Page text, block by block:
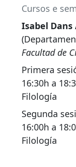
Cursos e
Isabel
Facultad de
Primera
16:30h a
Filología
Segunda
16:00h a
Filología